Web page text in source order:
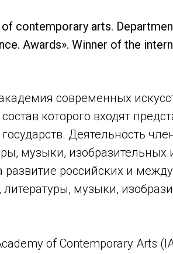
contemporary arts.
Awards». Winner of the
современных
которого входят
Деятельность
музыки, изобразительных
российских и
литературы, музыки,
of Contemporary Arts